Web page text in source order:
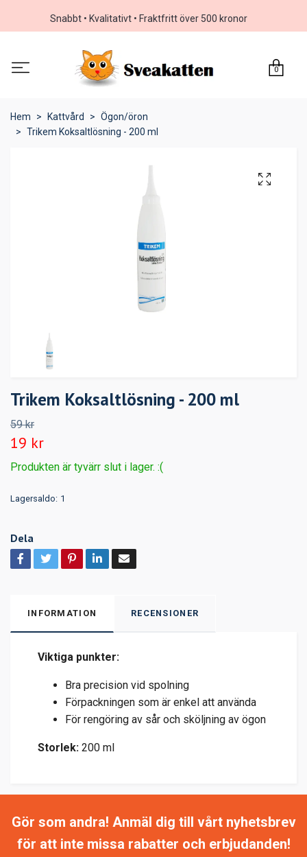
Snabbt • Kvalitativt • Fraktfritt över 500 kronor
0
Hem Kattvård
Ögon/öron
Trikem Koksaltlösning - 200 ml
Trikem Koksaltlösning - 200 ml
59 kr
19 kr
Produkten är tyvärr slut i lager. :(
Lagersaldo: 1
Dela
INFORMATION RECENSIONER
Viktiga punkter:
Bra precision vid spolning
Förpackningen som är enkel att använda
För rengöring av sår och sköljning av ögon
Storlek: 200 ml
Gör som andra! Anmäl dig till vårt nyhetsbrev
för att inte missa rabatter och erbjudanden!